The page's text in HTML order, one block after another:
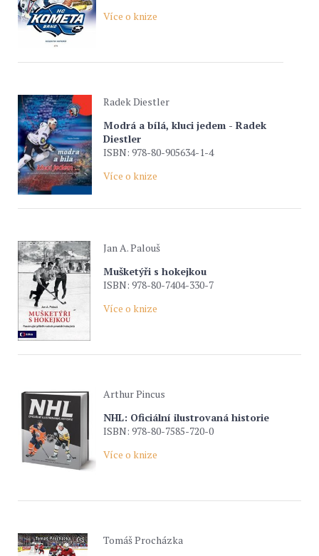
Více o knize
Radek Diestler
Modrá a bílá, kluci jedem - Radek
Diestler
ISBN: 978-80-905634-1-4
Více o knize
Jan A. Palouš
Mušketýři s hokejkou
ISBN: 978-80-7404-330-7
Více o knize
Arthur Pincus
NHL: Oficiální ilustrovaná historie
ISBN: 978-80-7585-720-0
Více o knize
Tomáš Procházka